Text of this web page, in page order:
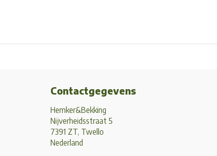
Contactgegevens
Hemker&Bekking
Nijverheidsstraat 5
7391 ZT, Twello
Nederland